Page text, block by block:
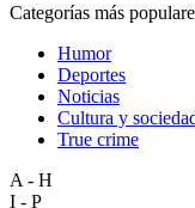
Categorías más
Humor
Deportes
Noticias
Cultura y
True crime
A - H
I - P